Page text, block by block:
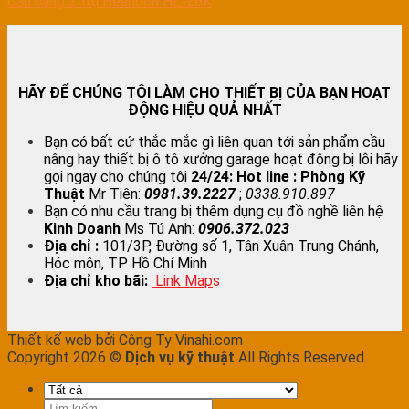
HÃY ĐỂ CHÚNG TÔI LÀM CHO THIẾT BỊ CỦA BẠN HOẠT
ĐỘNG HIỆU QUẢ NHẤT
Bạn có bất cứ thắc mắc gì liên quan tới sản phẩm cầu
nâng hay thiết bị ô tô xưởng garage hoạt động bị lỗi hãy
gọi ngay cho chúng tôi 24/24: Hot line : Phòng Kỹ
Thuật Mr Tiên: 0981.39.2227; 0338.910.897
Bạn có nhu cầu trang bị thêm dụng cụ đồ nghề liên hệ
Kinh Doanh Ms Tú Anh: 0906.372.023
Địa chỉ : 101/3P, Đường số 1, Tân Xuân Trung Chánh,
Hóc môn, TP Hồ Chí Minh
Địa chỉ kho bãi: Link Maps
Thiết kế web bởi Công Ty Vinahi.com
Copyright 2026 © Dịch vụ kỹ thuật All Rights Reserved.